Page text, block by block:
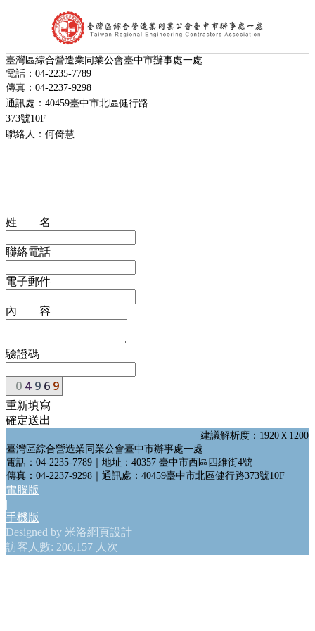
首頁
公會簡介
組織架構
理事長的話
會員代表
其他公告
活動訊息及表單下載
文件下載
公會花絮
聯絡我們
相關連結
會員網站
臺灣區綜合營造業同業公會臺中市辦事處一處
電話：04-2235-7789
傳真：04-2237-9298
通訊處：40459臺中市北區健行路
373號10F
聯絡人：何倚慧
姓 名
聯絡電話
電子郵件
內 容
驗證碼
重新填寫
確定送出
建議解析度：1920Ｘ1200
臺灣區綜合營造業同業公會臺中市辦事處一處
電話：04-2235-7789｜地址：40357 臺中市西區四維街4號
傳真：04-2237-9298｜通訊處：40459臺中市北區健行路373號10F
電腦版
|
手機版
Designed by 米洛網頁設計
訪客人數: 206,157 人次